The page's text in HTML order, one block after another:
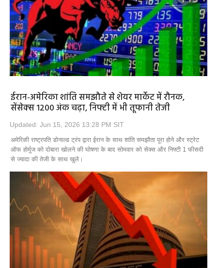
ईरान-अमेरिका शांति समझौते से शेयर मार्केट में रौनक,
सेंसेक्स 1200 अंक चढ़ा, निफ्टी में भी तूफानी तेजी
Updated: Jun 15, 2026 13:28 PM SIT
अमेरिकी राष्ट्रपति डोनाल्ड ट्रंप द्वारा ईरान के साथ शांति समझौता पूरा होने और स्ट्रेट
ऑफ होर्मुज को दोबारा खोलने की घोषणा के बाद सोमवार को सेक्स और निफ्टी 1 फीसदी
से ज्यादा की तेजी के साथ खुले।